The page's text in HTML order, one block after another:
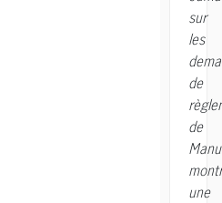
sur
les
de
de
une